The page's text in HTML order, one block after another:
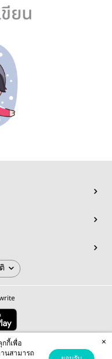
ยน
Public Company Limited
Policy Terms of Serviceapply.
กี้เพื่อ
นสามารถ
×